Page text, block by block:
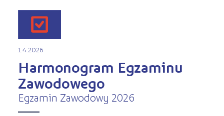
1.4.2026
Harmonogram Egzaminu
Zawodowego
Egzamin Zawodowy 2026